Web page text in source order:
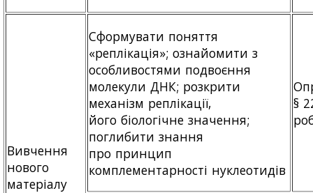
Вивчення
нового
матеріалу
Сформувати поняття
«реплікація»; ознайомити з
особливостями подвоєння
молекули ДНК; розкрити
механізм реплікації,
його біологічне значення;
поглибити знання
про принцип
комплементарності нуклеотидів
§